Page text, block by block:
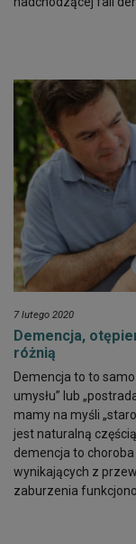
7 lutego 2020
Demencja,
różnią
Demencja to to
umysłu” lub
mamy na myśli
jest naturalną
demencja to
wynikających z
zaburzenia